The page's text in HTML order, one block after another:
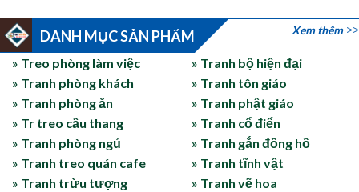
DANH MỤC SẢN PHẨM Xem thêm
» Treo phòng làm việc
» Tranh phòng khách
» Tranh phòng ăn
» Tr treo cầu thang
» Tranh phòng ngủ
» Tranh treo quán cafe
» Tranh trừu tượng
» Tranh bộ hiện đại
» Tranh tôn giáo
» Tranh phật giáo
» Tranh cổ điển
» Tranh gắn đồng hồ
» Tranh tĩnh vật
» Tranh vẽ hoa